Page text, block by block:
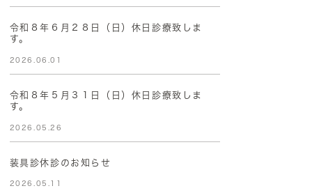
令和８年６月２８日（日）休日診療致しま
す。
2026.06.01
令和８年５月３１日（日）休日診療致しま
す。
2026.05.26
装具診休診のお知らせ
2026.05.11